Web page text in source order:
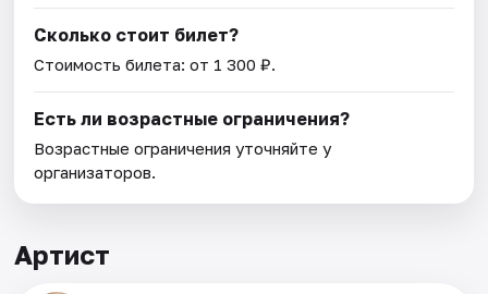
Сколько стоит билет?
Стоимость билета: от 1 300 ₽.
Есть ли возрастные ограничения?
Возрастные ограничения уточняйте у
организаторов.
Артист